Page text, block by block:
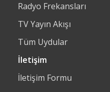
Radyo Frekansları
TV Yayın Akışı
Tüm Uydular
İletişim
İletişim Formu